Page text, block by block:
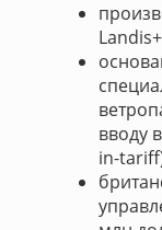
вводу
in-